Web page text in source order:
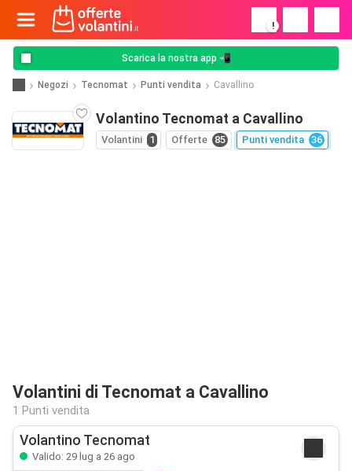
!
Scarica la nostra app 📲
Negozi Tecnomat Punti vendita Cavallino
Volantino Tecnomat a Cavallino
Volantini 1 Offerte 85 Punti vendita 36
Volantini di Tecnomat a Cavallino
1 Punti vendita
Volantino Tecnomat
Valido: 29 lug a 26 ago